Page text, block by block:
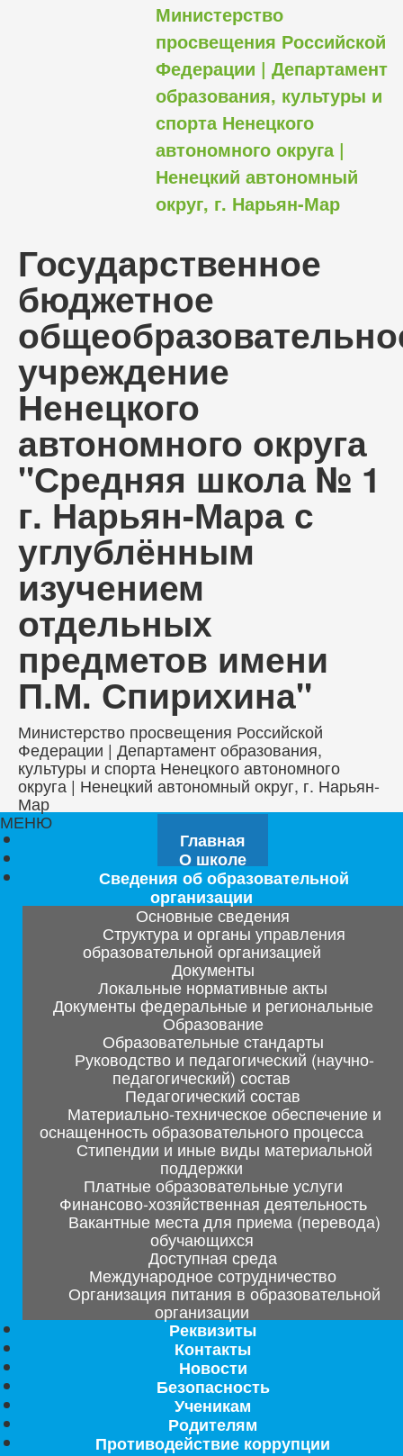
Министерство
просвещения Российской
Федерации | Департамент
образования, культуры и
спорта Ненецкого
автономного округа |
Ненецкий автономный
округ, г. Нарьян-Мар
Государственное
бюджетное
учреждение
Ненецкого
автономного округа
"Средняя школа № 1
г. Нарьян-Мара с
углублённым
изучением
отдельных
предметов имени
П.М. Спирихина"
Министерство просвещения Российской
Федерации | Департамент образования,
культуры и спорта Ненецкого автономного
округа | Ненецкий автономный округ, г. Нарьян-
Мар
МЕНЮ
Главная
О школе
Сведения об образовательной
организации
Основные сведения
Структура и органы управления
образовательной организацией
Документы
Локальные нормативные акты
Документы федеральные и региональные
Образование
Образовательные стандарты
Руководство и педагогический (научно-
педагогический) состав
Педагогический состав
Материально-техническое обеспечение и
оснащенность образовательного процесса
Стипендии и иные виды материальной
поддержки
Платные образовательные услуги
Финансово-хозяйственная деятельность
Вакантные места для приема (перевода)
обучающихся
Доступная среда
Международное сотрудничество
Организация питания в образовательной
организации
Реквизиты
Контакты
Новости
Безопасность
Ученикам
Родителям
Противодействие коррупции